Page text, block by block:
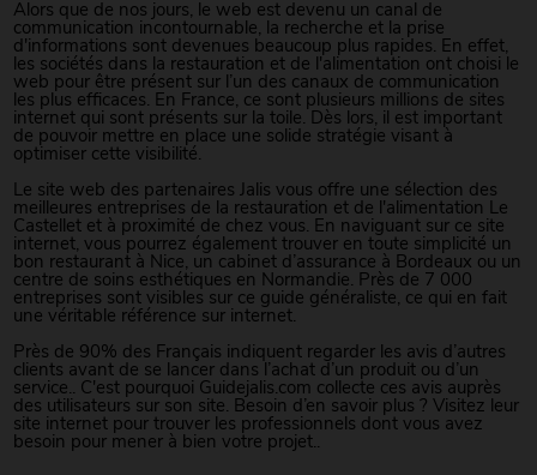
Alors que de nos jours, le web est devenu un canal de
communication incontournable, la recherche et la prise
d'informations sont devenues beaucoup plus rapides. En effet,
les sociétés dans la restauration et de l'alimentation ont choisi le
web pour être présent sur l’un des canaux de communication
les plus efficaces. En France, ce sont plusieurs millions de sites
internet qui sont présents sur la toile. Dès lors, il est important
de pouvoir mettre en place une solide stratégie visant à
optimiser cette visibilité.
Le site web des partenaires Jalis vous offre une sélection des
meilleures entreprises de la restauration et de l'alimentation Le
Castellet et à proximité de chez vous. En naviguant sur ce site
internet, vous pourrez également trouver en toute simplicité un
bon restaurant à Nice, un cabinet d’assurance à Bordeaux ou un
centre de soins esthétiques en Normandie. Près de 7 000
entreprises sont visibles sur ce guide généraliste, ce qui en fait
une véritable référence sur internet.
Près de 90% des Français indiquent regarder les avis d’autres
clients avant de se lancer dans l’achat d’un produit ou d’un
service.. C'est pourquoi Guidejalis.com collecte ces avis auprès
des utilisateurs sur son site. Besoin d’en savoir plus ? Visitez leur
site internet pour trouver les professionnels dont vous avez
besoin pour mener à bien votre projet..